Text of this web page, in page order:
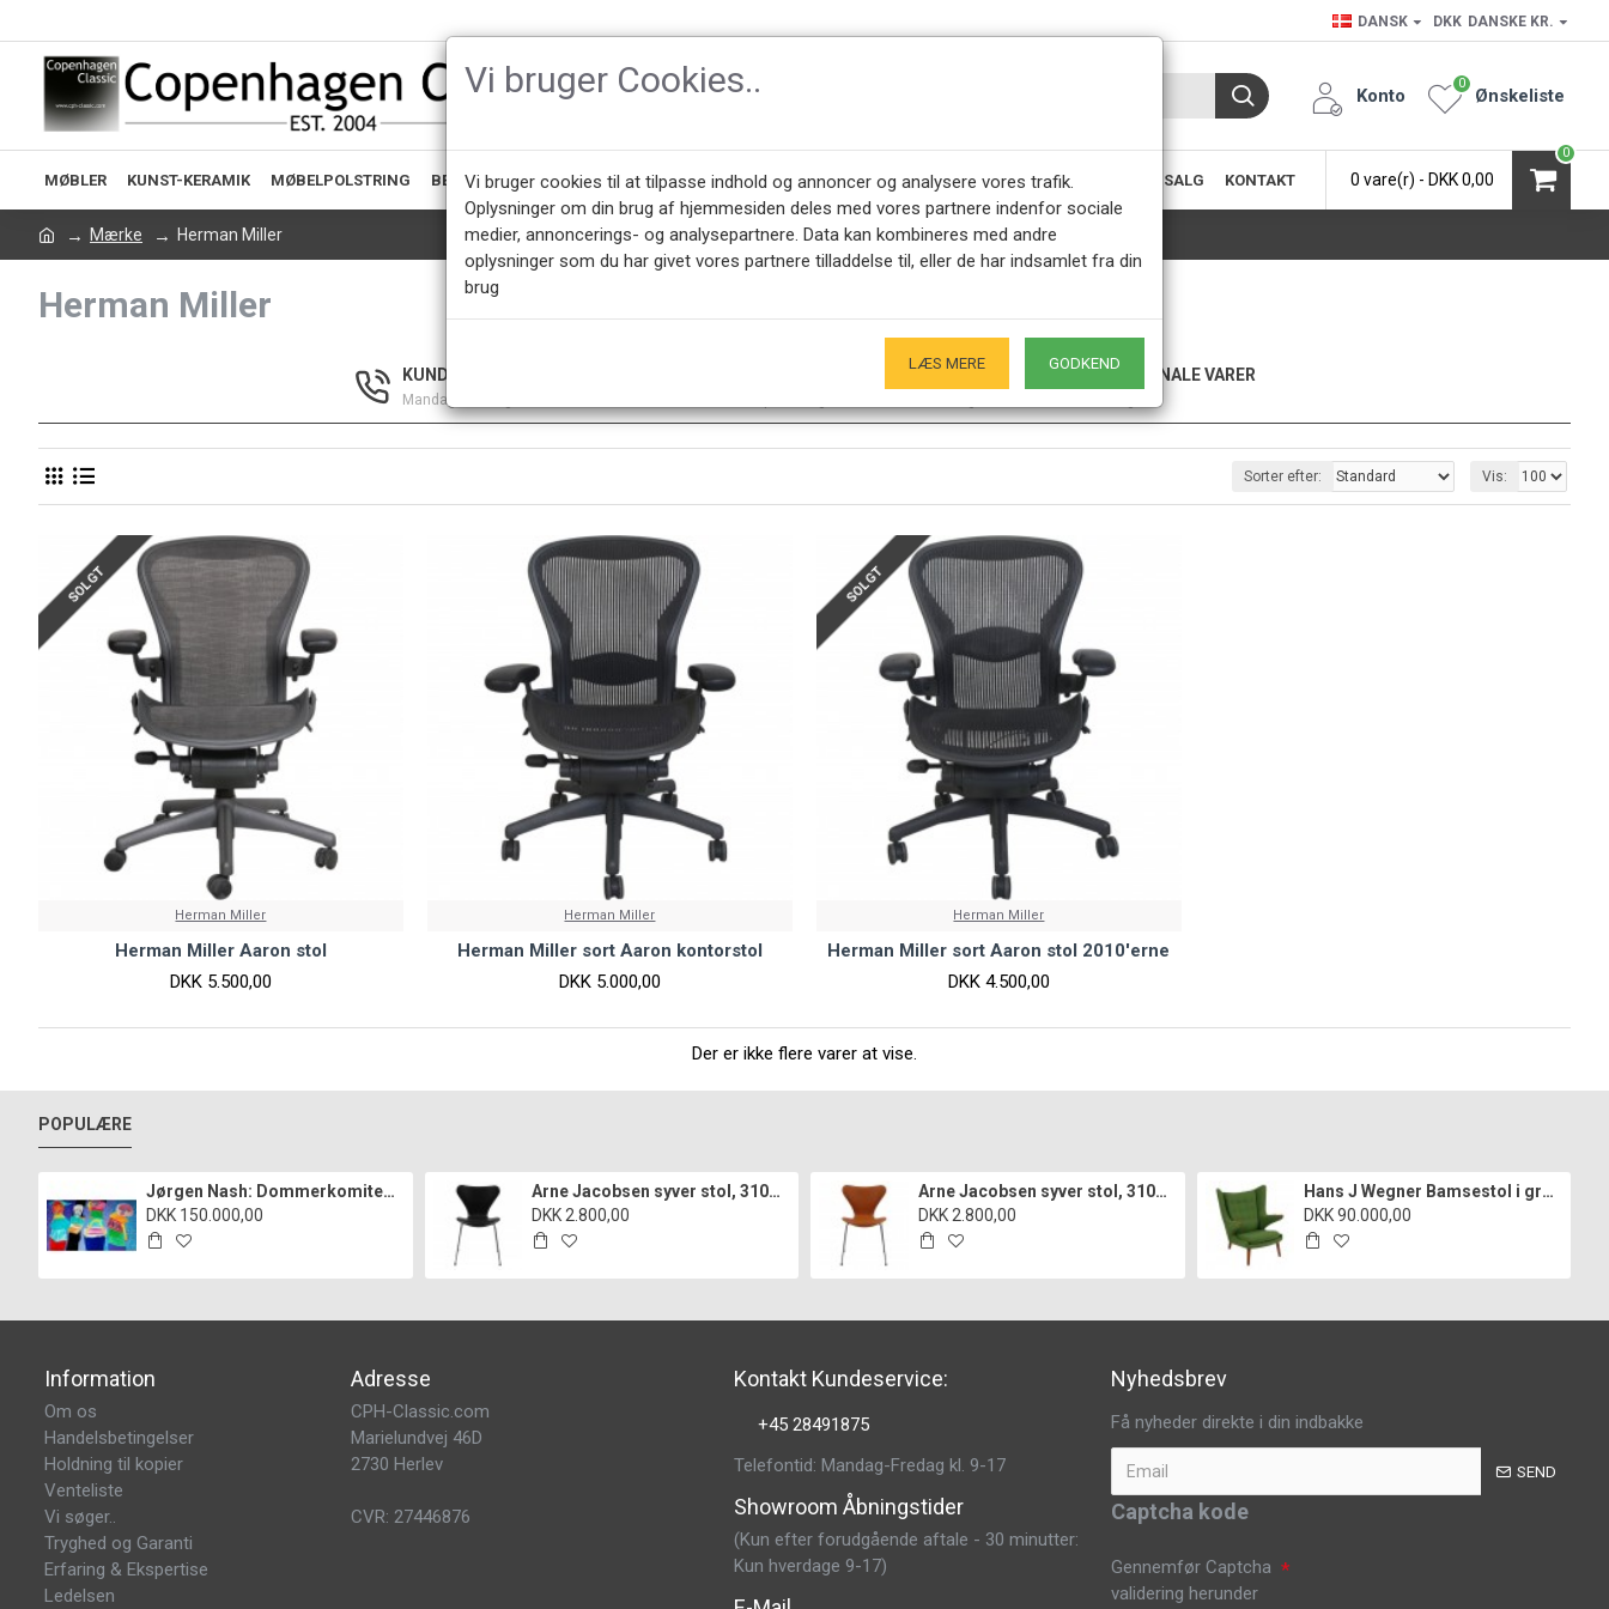
DANSK DKK DANSKE KR.
Konto Ønskeliste
0
MØBLER KUNST-KERAMIK MØBELPOLSTRING BELYSNING TILBEHØR DESIGNER NYHEDER OM CPH-CLASSIC KØB & SALG KONTAKT 0 vare(r) - DKK 0,00
0
Mærke Herman Miller
Herman Miller
KUNDESERVICE +45 28491875
Mandag - Fredag 9.00 - 17.00
ÅBNINGSTIDER SHOWROOM KUN ORIGINALE VARER
Sorter efter: Vis:
SOLGT
Herman Miller
Herman Miller Aaron stol
DKK 5.500,00
Herman Miller
Herman Miller sort Aaron kontorstol
DKK 5.000,00
SOLGT
Herman Miller
Herman Miller sort Aaron stol 2010'erne
DKK 4.500,00
Der er ikke flere varer at vise.
POPULÆRE
Jørgen Nash: Dommerkomiteen i Statens hemmelige kunstfond", cd
DKK 150.000,00
Arne Jacobsen syver stol, 3107, nypolstret i sort classic læder
DKK 2.800,00
Arne Jacobsen syver stol, 3107, nypolstret i cognac classic læder
DKK 2.800,00
Hans J Wegner Bamsestol i grønt Hallingdal stof
DKK 90.000,00
Information
Om os
Handelsbetingelser
Holdning til kopier
Venteliste
Vi søger..
Tryghed og Garanti
Erfaring & Ekspertise
Ledelsen
Adresse
CPH-Classic.com
Marielundvej 46D
2730 Herlev
CVR: 27446876
Kontakt Kundeservice:
+45 28491875
Telefontid: Mandag-Fredag kl. 9-17
Showroom Åbningstider
(Kun efter forudgående aftale - 30 minutter:
Kun hverdage 9-17)
Nyhedsbrev
Få nyheder direkte i din indbakke
SEND
Captcha kode
Gennemfør Captcha
validering herunder
Vi bruger Cookies..
Vi bruger cookies til at tilpasse indhold og annoncer og analysere vores trafik.
Oplysninger om din brug af hjemmesiden deles med vores partnere indenfor sociale
medier, annoncerings- og analysepartnere. Data kan kombineres med andre
oplysninger som du har givet vores partnere tilladdelse til, eller de har indsamlet fra din
brug
LÆS MERE GODKEND